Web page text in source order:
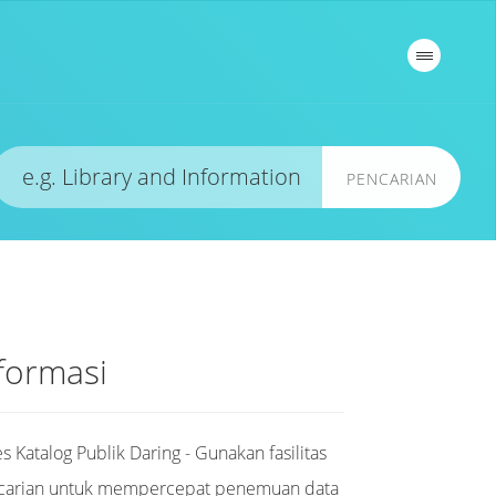
PENCARIAN
Katalog Publik Daring - Gunakan fasilitas
untuk mempercepat penemuan data